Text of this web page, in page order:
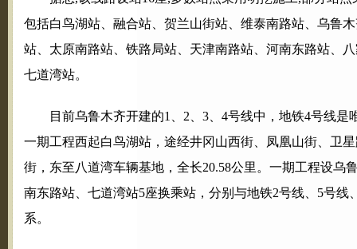
包括白鸟湖站、融合站、贺兰山街站、维泰南路站、乌鲁
站、太原南路站、铁路局站、天津南路站、河南东路站、
七道湾站。
目前乌鲁木齐开建的1、2、3、4号线中，地铁4号线
一期工程西起白鸟湖站，途经井冈山西街、凤凰山街、卫
街，东至八道湾车辆基地，全长20.58公里。一期工程设乌
南东路站、七道湾站5座换乘站，分别与地铁2号线、5号线
系。